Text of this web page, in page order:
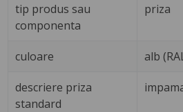
tip produs sau
componenta
priza
culoare alb
descriere priza
standard